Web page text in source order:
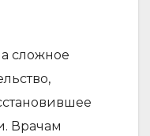
сложное
Врачам